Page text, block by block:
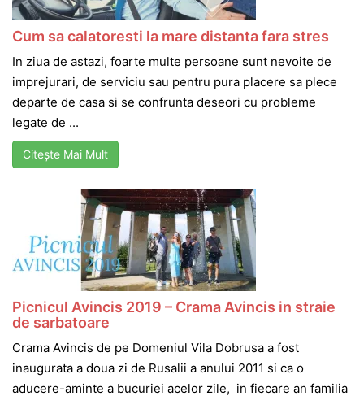
Cum sa calatoresti la mare distanta fara stres
In ziua de astazi, foarte multe persoane sunt nevoite de
imprejurari, de serviciu sau pentru pura placere sa plece
departe de casa si se confrunta deseori cu probleme
legate de ...
Citește Mai Mult
Picnicul Avincis 2019 – Crama Avincis in straie
de sarbatoare
Crama Avincis de pe Domeniul Vila Dobrusa a fost
inaugurata a doua zi de Rusalii a anului 2011 si ca o
aducere-aminte a bucuriei acelor zile, in fiecare an familia